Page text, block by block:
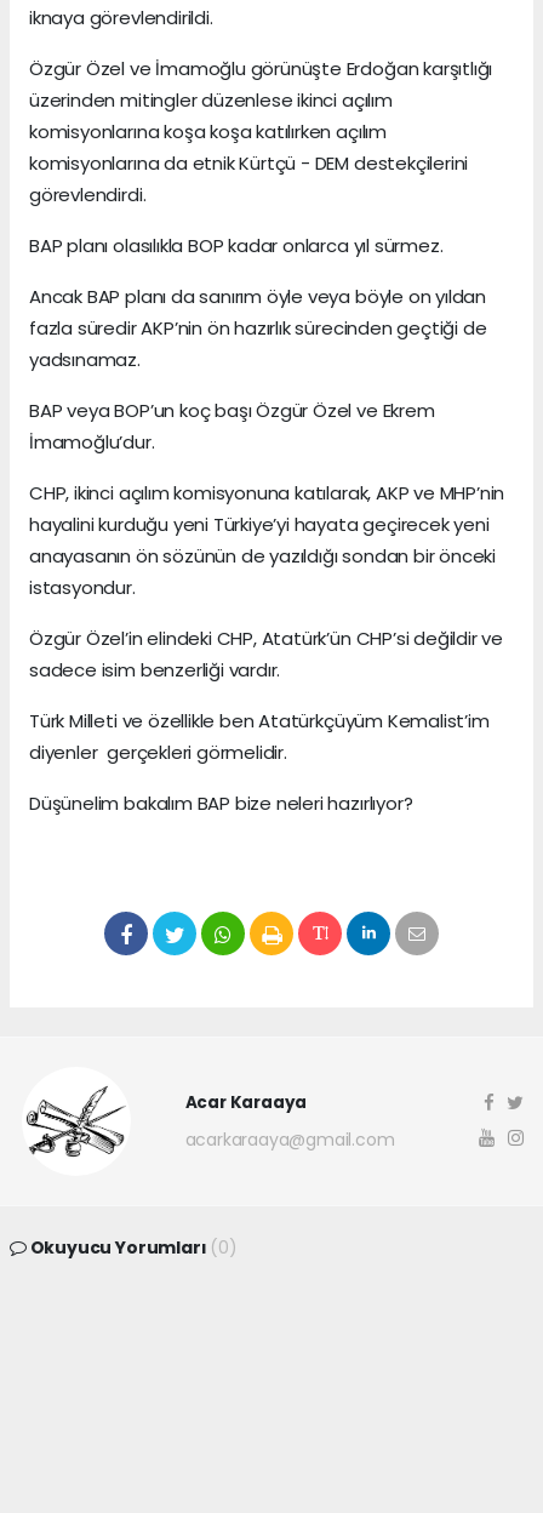
iknaya görevlendirildi.
Özgür Özel ve İmamoğlu görünüşte Erdoğan karşıtlığı
üzerinden mitingler düzenlese ikinci açılım
komisyonlarına koşa koşa katılırken açılım
komisyonlarına da etnik Kürtçü - DEM destekçilerini
görevlendirdi.
BAP planı olasılıkla BOP kadar onlarca yıl sürmez.
Ancak BAP planı da sanırım öyle veya böyle on yıldan
fazla süredir AKP’nin ön hazırlık sürecinden geçtiği de
yadsınamaz.
BAP veya BOP’un koç başı Özgür Özel ve Ekrem
İmamoğlu’dur.
CHP, ikinci açılım komisyonuna katılarak, AKP ve MHP’nin
hayalini kurduğu yeni Türkiye’yi hayata geçirecek yeni
anayasanın ön sözünün de yazıldığı sondan bir önceki
istasyondur.
Özgür Özel’in elindeki CHP, Atatürk’ün CHP’si değildir ve
sadece isim benzerliği vardır.
Türk Milleti ve özellikle ben Atatürkçüyüm Kemalist’im
diyenler gerçekleri görmelidir.
Düşünelim bakalım BAP bize neleri hazırlıyor?
Acar Karaaya
acarkaraaya@gmail.com
Okuyucu Yorumları (0)